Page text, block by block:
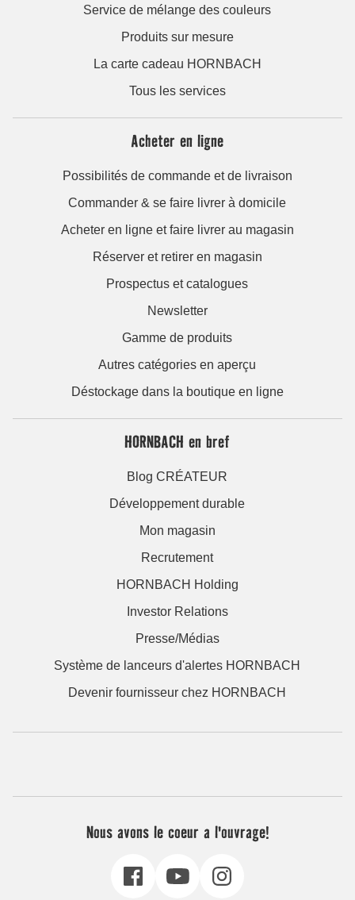
Service de mélange des couleurs
Produits sur mesure
La carte cadeau HORNBACH
Tous les services
Acheter en ligne
Possibilités de commande et de livraison
Commander & se faire livrer à domicile
Acheter en ligne et faire livrer au magasin
Réserver et retirer en magasin
Prospectus et catalogues
Newsletter
Gamme de produits
Autres catégories en aperçu
Déstockage dans la boutique en ligne
HORNBACH en bref
Blog CRÉATEUR
Développement durable
Mon magasin
Recrutement
HORNBACH Holding
Investor Relations
Presse/Médias
Système de lanceurs d'alertes HORNBACH
Devenir fournisseur chez HORNBACH
Nous avons le coeur a l'ouvrage!